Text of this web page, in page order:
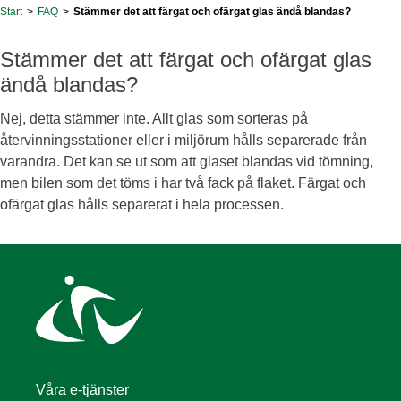
Start > FAQ > Stämmer det att färgat och ofärgat glas ändå blandas?
Stämmer det att färgat och ofärgat glas
ändå blandas?
Nej, detta stämmer inte. A llt glas som sorteras på
återvinningsstationer eller i miljörum håll s separerade från
varandra. Det kan se ut som attglaset blandas vid tömning,
men bilen som dettöms i har två fack på flaket. Färgat och
ofärgat glas hålls separerat i hela processen.
Våra e-tjänster